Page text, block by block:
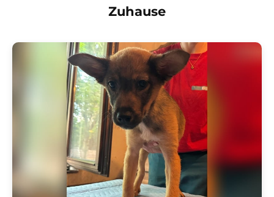
Zuhause